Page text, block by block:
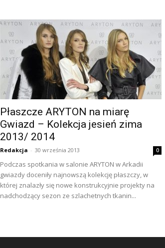
Płaszcze ARYTON na miarę
Gwiazd – Kolekcja jesień zima
2013/ 2014
Redakcja - 30 września 2013 0
Podczas spotkania w salonie ARYTON w Arkadii
gwiazdy doceniły najnowszą kolekcję płaszczy, w
której znalazły się nowe konstrukcyjnie projekty na
nadchodzący sezon ze szlachetnych tkanin...